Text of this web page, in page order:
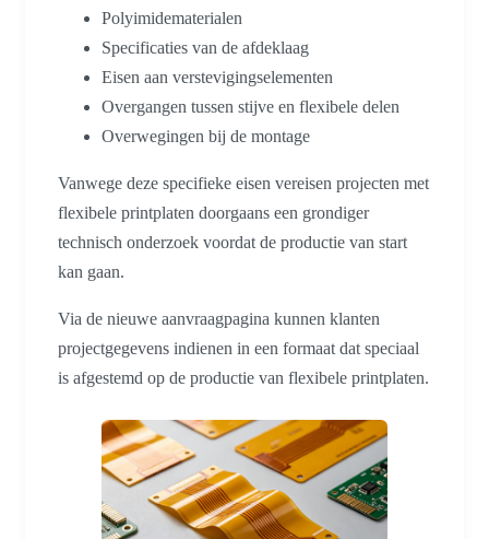
Polyimidematerialen
Specificaties van de afdeklaag
Eisen aan verstevigingselementen
Overgangen tussen stijve en flexibele delen
Overwegingen bij de montage
Vanwege deze specifieke eisen vereisen projecten met
flexibele printplaten doorgaans een grondiger
technisch onderzoek voordat de productie van start
kan gaan.
Via de nieuwe aanvraagpagina kunnen klanten
projectgegevens indienen in een formaat dat speciaal
is afgestemd op de productie van flexibele printplaten.